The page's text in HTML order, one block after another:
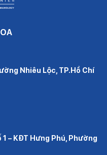
Nhiêu Lộc, TP.Hồ Chí
– KĐT Hưng Phú, Phường